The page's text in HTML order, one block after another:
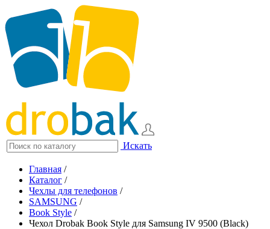
Искать
Главная /
Каталог /
Чехлы для телефонов /
SAMSUNG /
Book Style /
Чехол Drobak Book Style для Samsung IV 9500 (Black)